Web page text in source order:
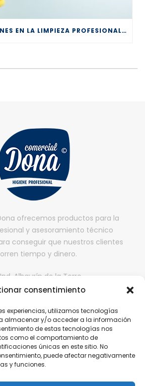
consentimiento
experiencias, utilizamos tecnologías
almacenar y/o acceder a la información
de estas tecnologías nos
como el comportamiento de
únicas en este sitio. No
puede afectar negativamente
y funciones.
ERRORES COMUNES EN LA LIMPIEZA PROFESIONAL Y CÓMO EVITARLOS
ofrecemos productos para la
y asesoramiento técnico
conseguir que nuestros clientes
tiempo y dinero.
Alhaurín de la Torre
II fase, Nave 65,
416 199 | 646 608 584